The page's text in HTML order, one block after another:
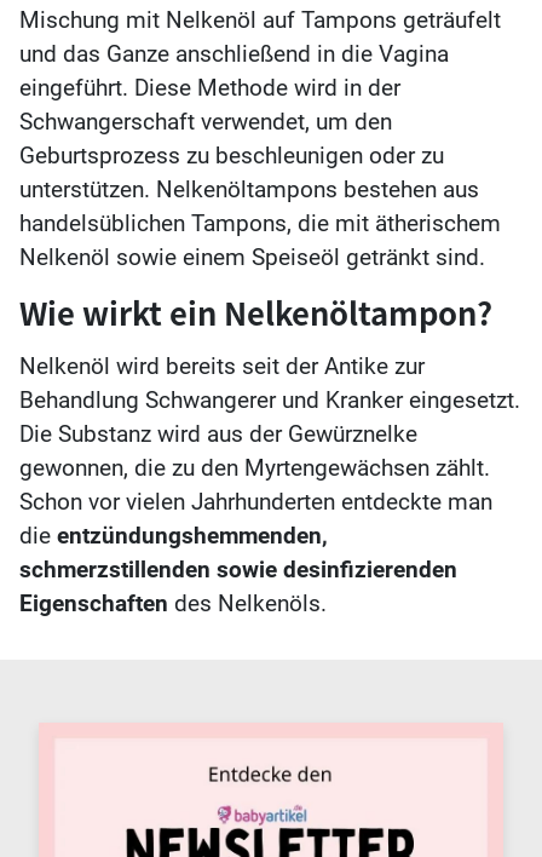
Mischung mit Nelkenöl auf Tampons geträufelt
und das Ganze anschließend in die Vagina
eingeführt. Diese Methode wird in der
Schwangerschaft verwendet, um den
Geburtsprozess zu beschleunigen oder zu
unterstützen. Nelkenöltampons bestehen aus
handelsüblichen Tampons, die mit ätherischem
Nelkenöl sowie einem Speiseöl getränkt sind.
Wie wirkt ein Nelkenöltampon?
Nelkenöl wird bereits seit der Antike zur
Behandlung Schwangerer und Kranker eingesetzt.
Die Substanz wird aus der Gewürznelke
gewonnen, die zu den Myrtengewächsen zählt.
Schon vor vielen Jahrhunderten entdeckte man
die entzündungshemmenden,
schmerzstillenden sowie desinfizierenden
Eigenschaften des Nelkenöls.